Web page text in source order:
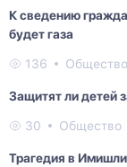
К сведению
будет газа
136 Общество
Защитят ли детей
30 Общество
Трагедия в